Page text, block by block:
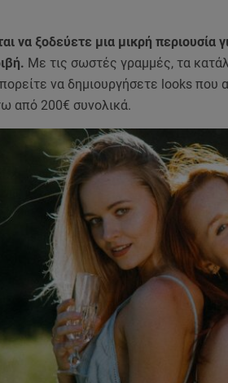
να ξοδεύετε μια μικρή περιουσία
Με τις σωστές γραμμές, τα
να δημιουργήσετε looks που
από 200€ συνολικά.